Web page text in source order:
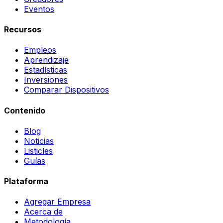
Eventos
Recursos
Empleos
Aprendizaje
Estadísticas
Inversiones
Comparar Dispositivos
Contenido
Blog
Noticias
Listicles
Guías
Plataforma
Agregar Empresa
Acerca de